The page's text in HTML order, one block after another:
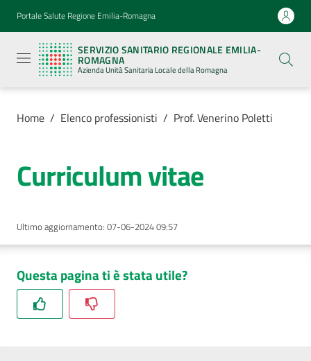
Vai al contenuto
Vai alla navigazione
Vai al footer
Portale Salute Regione Emilia-Romagna
SERVIZIO SANITARIO REGIONALE EMILIA-
ROMAGNA
Azienda Unità Sanitaria Locale della Romagna
Sanitario
Regionale
Emilia-
Romagna
Azienda
Sanitaria
Locale della
Servizi
Luoghi
di
cura
Home / Elenco professionisti / Prof. Venerino Poletti
Curriculum vitae
Ultimo aggiornamento: 07-06-2024 09:57
Questa pagina ti è stata utile?